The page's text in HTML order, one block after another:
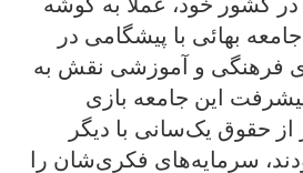
بهائی با پیشگامی در
فرهنگی و آموزشی نقش به
این جامعه بازی
از حقوق یک‌سانی با دیگر
سرمایه‌های فکری‌شان را